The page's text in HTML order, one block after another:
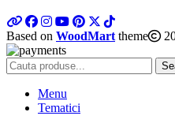
Based on WoodMart theme
Menu
Tematici